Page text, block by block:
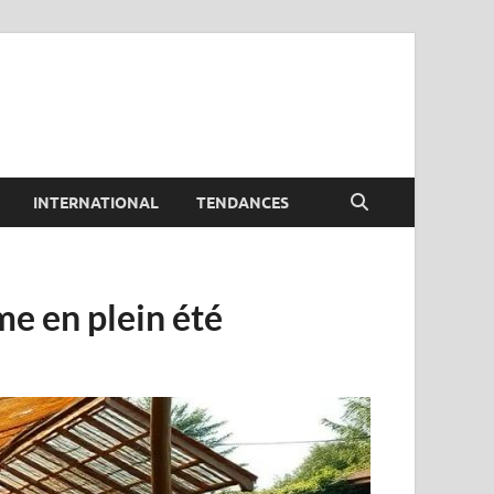
INTERNATIONAL TENDANCES
en plein été